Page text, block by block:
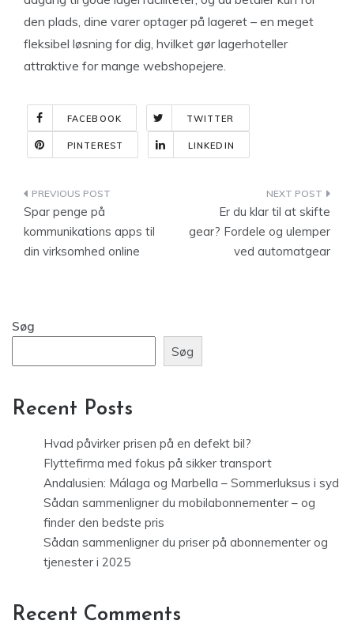
den plads, dine varer optager på lageret – en meget
fleksibel løsning for dig, hvilket gør lagerhoteller
attraktive for mange webshopejere.
FACEBOOK TWITTER
PINTEREST LINKEDIN
Indlægsnavigation
Spar penge på
kommunikations apps til
din virksomhed online
Er du klar til at skifte
gear? Fordele og ulemper
ved automatgear
Søg
Søg
Recent Posts
Hvad påvirker prisen på en defekt bil?
Flyttefirma med fokus på sikker transport
Andalusien: Málaga og Marbella – Sommerluksus i syd
Sådan sammenligner du mobilabonnementer – og
finder den bedste pris
Sådan sammenligner du priser på abonnementer og
tjenester i 2025
Recent Comments